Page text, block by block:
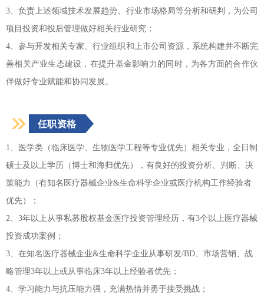
3、负责上述领域技术发展趋势、行业市场格局等分析和研判，为公司
项目投资和投后管理做好相关行业研究；
4、参与开发相关专家、行业组织和上市公司资源，系统构建并不断完
善相关产业生态建设，在提升基金影响力的同时，为各方面的合作伙
伴做好专业赋能和协同发展。
任职资格
1、医学类（临床医学、生物医学工程等专业优先）相关专业，全日制
硕士及以上学历（博士和海归优先），有良好的投资分析、判断、决
策能力（有知名医疗器械企业&生命科学企业或医疗机构工作经验者
优先）；
2、3年以上从事私募股权基金医疗投资管理经历，有3个以上医疗器械
投资成功案例；
3、在知名医疗器械企业&生命科学企业从事研发/BD、市场营销、战
略管理3年以上或从事临床3年以上经验者优先；
4、学习能力与抗压能力强，充满热情并勇于接受挑战；